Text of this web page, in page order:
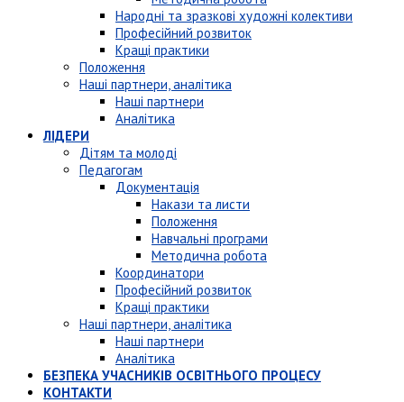
Народні та зразкові художні колективи
Професійний розвиток
Кращі практики
Положення
Наші партнери, аналітика
Наші партнери
Аналітика
ЛІДЕРИ
Дітям та молоді
Педагогам
Документація
Накази та листи
Положення
Навчальні програми
Методична робота
Координатори
Професійний розвиток
Кращі практики
Наші партнери, аналітика
Наші партнери
Аналітика
БЕЗПЕКА УЧАСНИКІВ ОСВІТНЬОГО ПРОЦЕСУ
КОНТАКТИ